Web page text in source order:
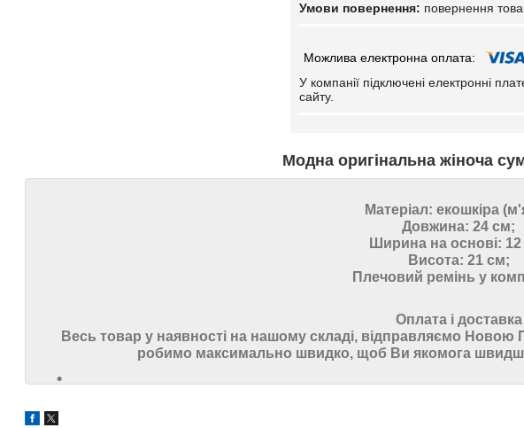
повернення
У компанії підключені електронні
сайту.
Модна оригінальна жіноча
Матеріал: екошкіра
Довжина: 24 см;
Ширина на основі:
Висота: 21 см;
Плечовий ремінь у
Оплата і доставка
Весь товар у наявності на нашому складі, відправляємо
робимо максимально швидко, щоб Ви якомога